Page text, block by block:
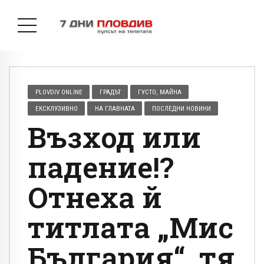
PLOVDIV ONLINE ГРАДЪТ ГУСТО, МАЙНА
ЕКСКЛУЗИВНО НА ГЛАВНАТА ПОСЛЕДНИ НОВИНИ
Възход или
падение!?
Отнеха й
титлата „Мис